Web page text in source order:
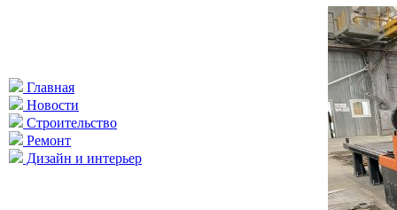
Главная
Новости
Строительство
Ремонт
Дизайн и интерьер